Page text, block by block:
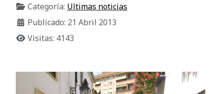
Categoría: Ultimas noticias
Publicado: 21 Abril 2013
Visitas: 4143